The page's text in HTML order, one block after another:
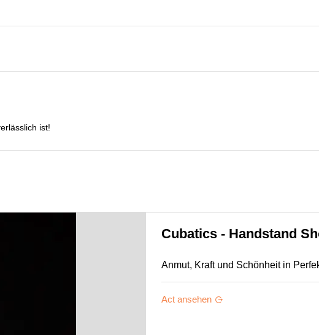
ist!
Cubatics - Handstand
Anmut, Kraft und Schönheit in
Act ansehen